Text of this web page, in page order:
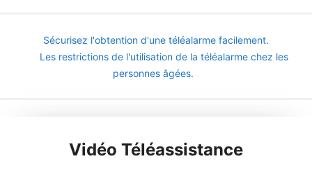
Sécurisez l'obtention d'une téléalarme facilement.
Les restrictions de l'utilisation de la téléalarme chez les
personnes âgées.
Vidéo Téléassistance